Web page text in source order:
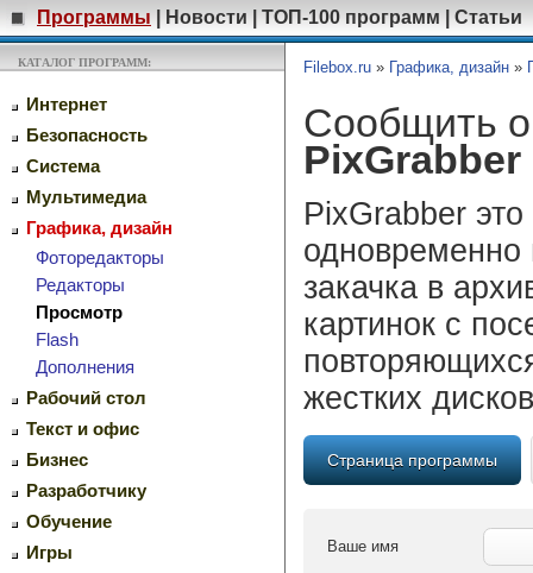
Программы Новости ТОП-100 программ Статьи
КАТАЛОГ ПРОГРАММ:
Интернет
Безопасность
Система
Мультимедиа
Графика, дизайн
Фоторедакторы
Редакторы
Просмотр
Flash
Дополнения
Рабочий стол
Текст и офис
Бизнес
Разработчику
Обучение
Игры
Filebox.ru » Графика, дизайн »
Сообщить
PixGrabber
PixGrabber
одновременно
закачка в
картинок с
жестких
Страница программы
Ваше имя